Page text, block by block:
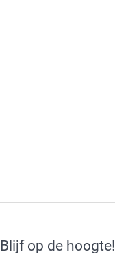
Blijf op de hoogte!